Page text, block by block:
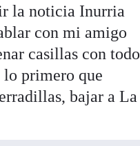
la noticia Inurria
con mi amigo
casillas con todo
lo primero que
bajar a La